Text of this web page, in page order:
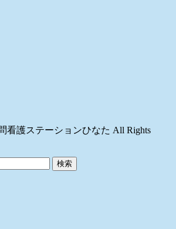
看護ステーションひなた All Rights